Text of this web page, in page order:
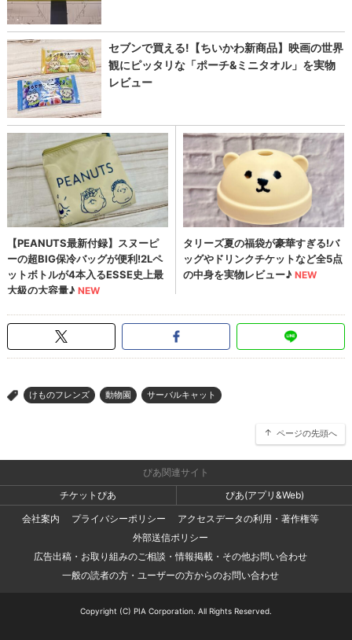
> けものフレンズ 動物園 サーバルキャット
ページの先頭へ
ぴあ関連サイト
チケットぴあ
ぴあ(アプリ&Web)
会社案内
プライバシーポリシー
アクセスデータの利用・著作権等
外部送信ポリシー
広告出稿・お取り組みのご相談・情報掲載・その他お問い合わせ
一般の読者の方・ユーザーの方からのお問い合わせ
Copyright (C) PIA Corporation. All Rights Reserved.